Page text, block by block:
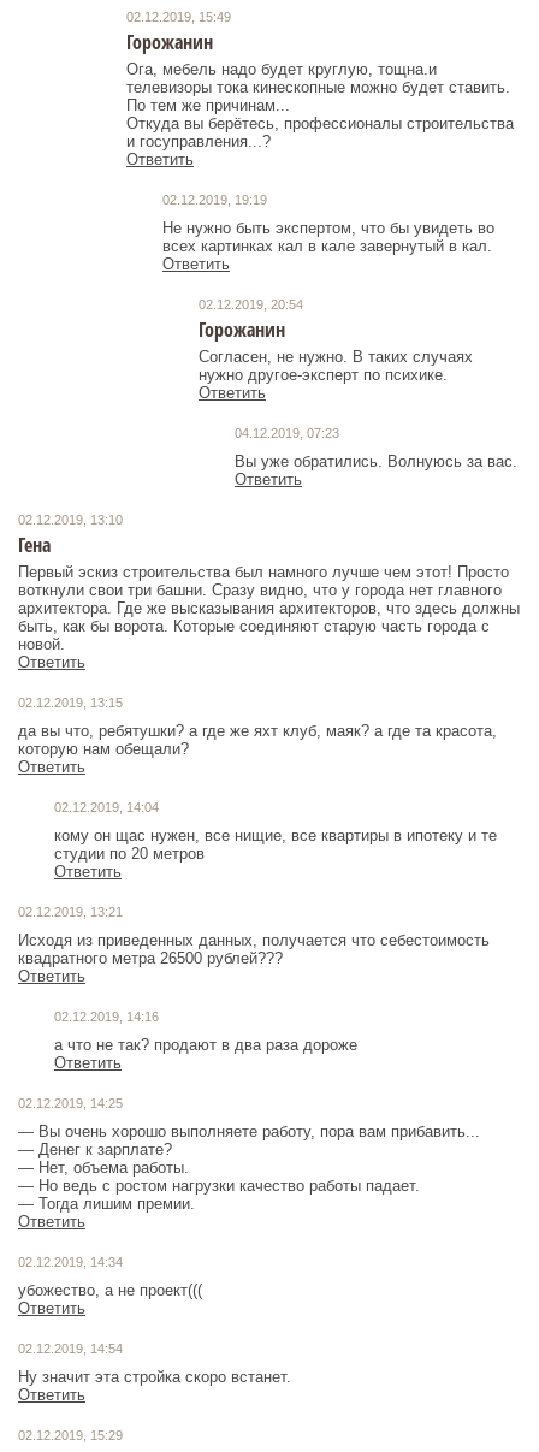
02.12.2019, 15:49
Горожанин
Ога, мебель надо будет круглую, тощна.и
телевизоры тока кинескопные можно будет ставить.
По тем же причинам...
Откуда вы берётесь, профессионалы строительства
и госуправления...?
Ответить
02.12.2019, 19:19
Не нужно быть экспертом, что бы увидеть во
всех картинках кал в кале завернутый в кал.
Ответить
02.12.2019, 20:54
Горожанин
Согласен, не нужно. В таких случаях
нужно другое-эксперт по психике.
Ответить
04.12.2019, 07:23
Вы уже обратились. Волнуюсь за вас.
Ответить
02.12.2019, 13:10
Гена
Первый эскиз строительства был намного лучше чем этот! Просто
воткнули свои три башни. Сразу видно, что у города нет главного
архитектора. Где же высказывания архитекторов, что здесь должны
быть, как бы ворота. Которые соединяют старую часть города с
новой.
Ответить
02.12.2019, 13:15
да вы что, ребятушки? а где же яхт клуб, маяк? а где та красота,
которую нам обещали?
Ответить
02.12.2019, 14:04
кому он щас нужен, все нищие, все квартиры в ипотеку и те
студии по 20 метров
Ответить
02.12.2019, 13:21
Исходя из приведенных данных, получается что себестоимость
квадратного метра 26500 рублей???
Ответить
02.12.2019, 14:16
а что не так? продают в два раза дороже
Ответить
02.12.2019, 14:25
— Вы очень хорошо выполняете работу, пора вам прибавить...
— Денег к зарплате?
— Нет, объема работы.
— Но ведь с ростом нагрузки качество работы падает.
— Тогда лишим премии.
Ответить
02.12.2019, 14:34
убожество, а не проект(((
Ответить
02.12.2019, 14:54
Ну значит эта стройка скоро встанет.
Ответить
02.12.2019, 15:29